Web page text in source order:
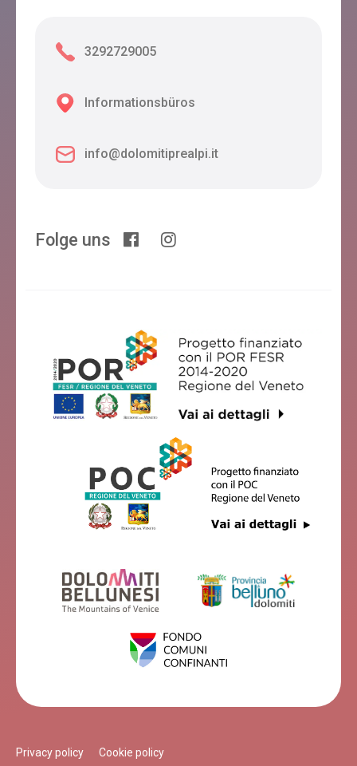
3292729005
Informationsbüros
info@dolomitiprealpi.it
Folge uns
Privacy policy Cookie policy